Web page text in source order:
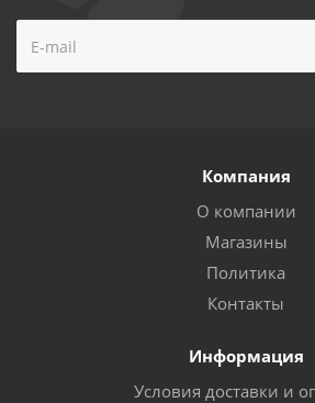
Компания
О компании
Магазины
Политика
Контакты
Информация
Условия доставки и